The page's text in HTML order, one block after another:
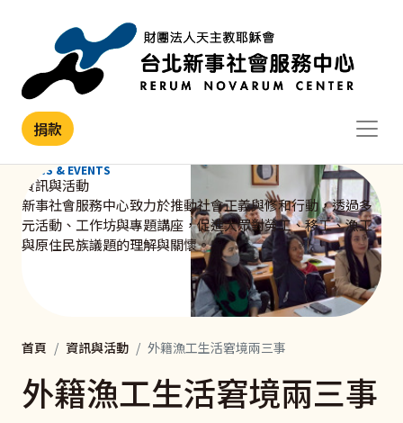
捐款
NEWS & EVENTS
資訊與活動
新事社會服務中心致力於推動社會正義與修和行動，透過多
元活動、工作坊與專題講座，促進大眾對勞工、移工、漁工
與原住民族議題的理解與關懷。
首頁 資訊與活動 外籍漁工生活窘境兩三事
外籍漁工生活窘境兩三事